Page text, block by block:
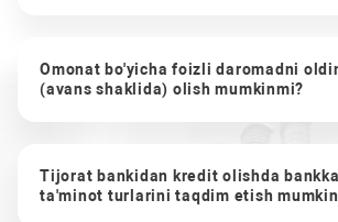
Omonat bo'yicha foizli daromadni
(avans shaklida) olish mumkinmi?
Tijorat bankidan kredit olishda
ta'minot turlarini taqdim etish